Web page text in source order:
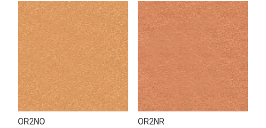
OR2NO OR2NR